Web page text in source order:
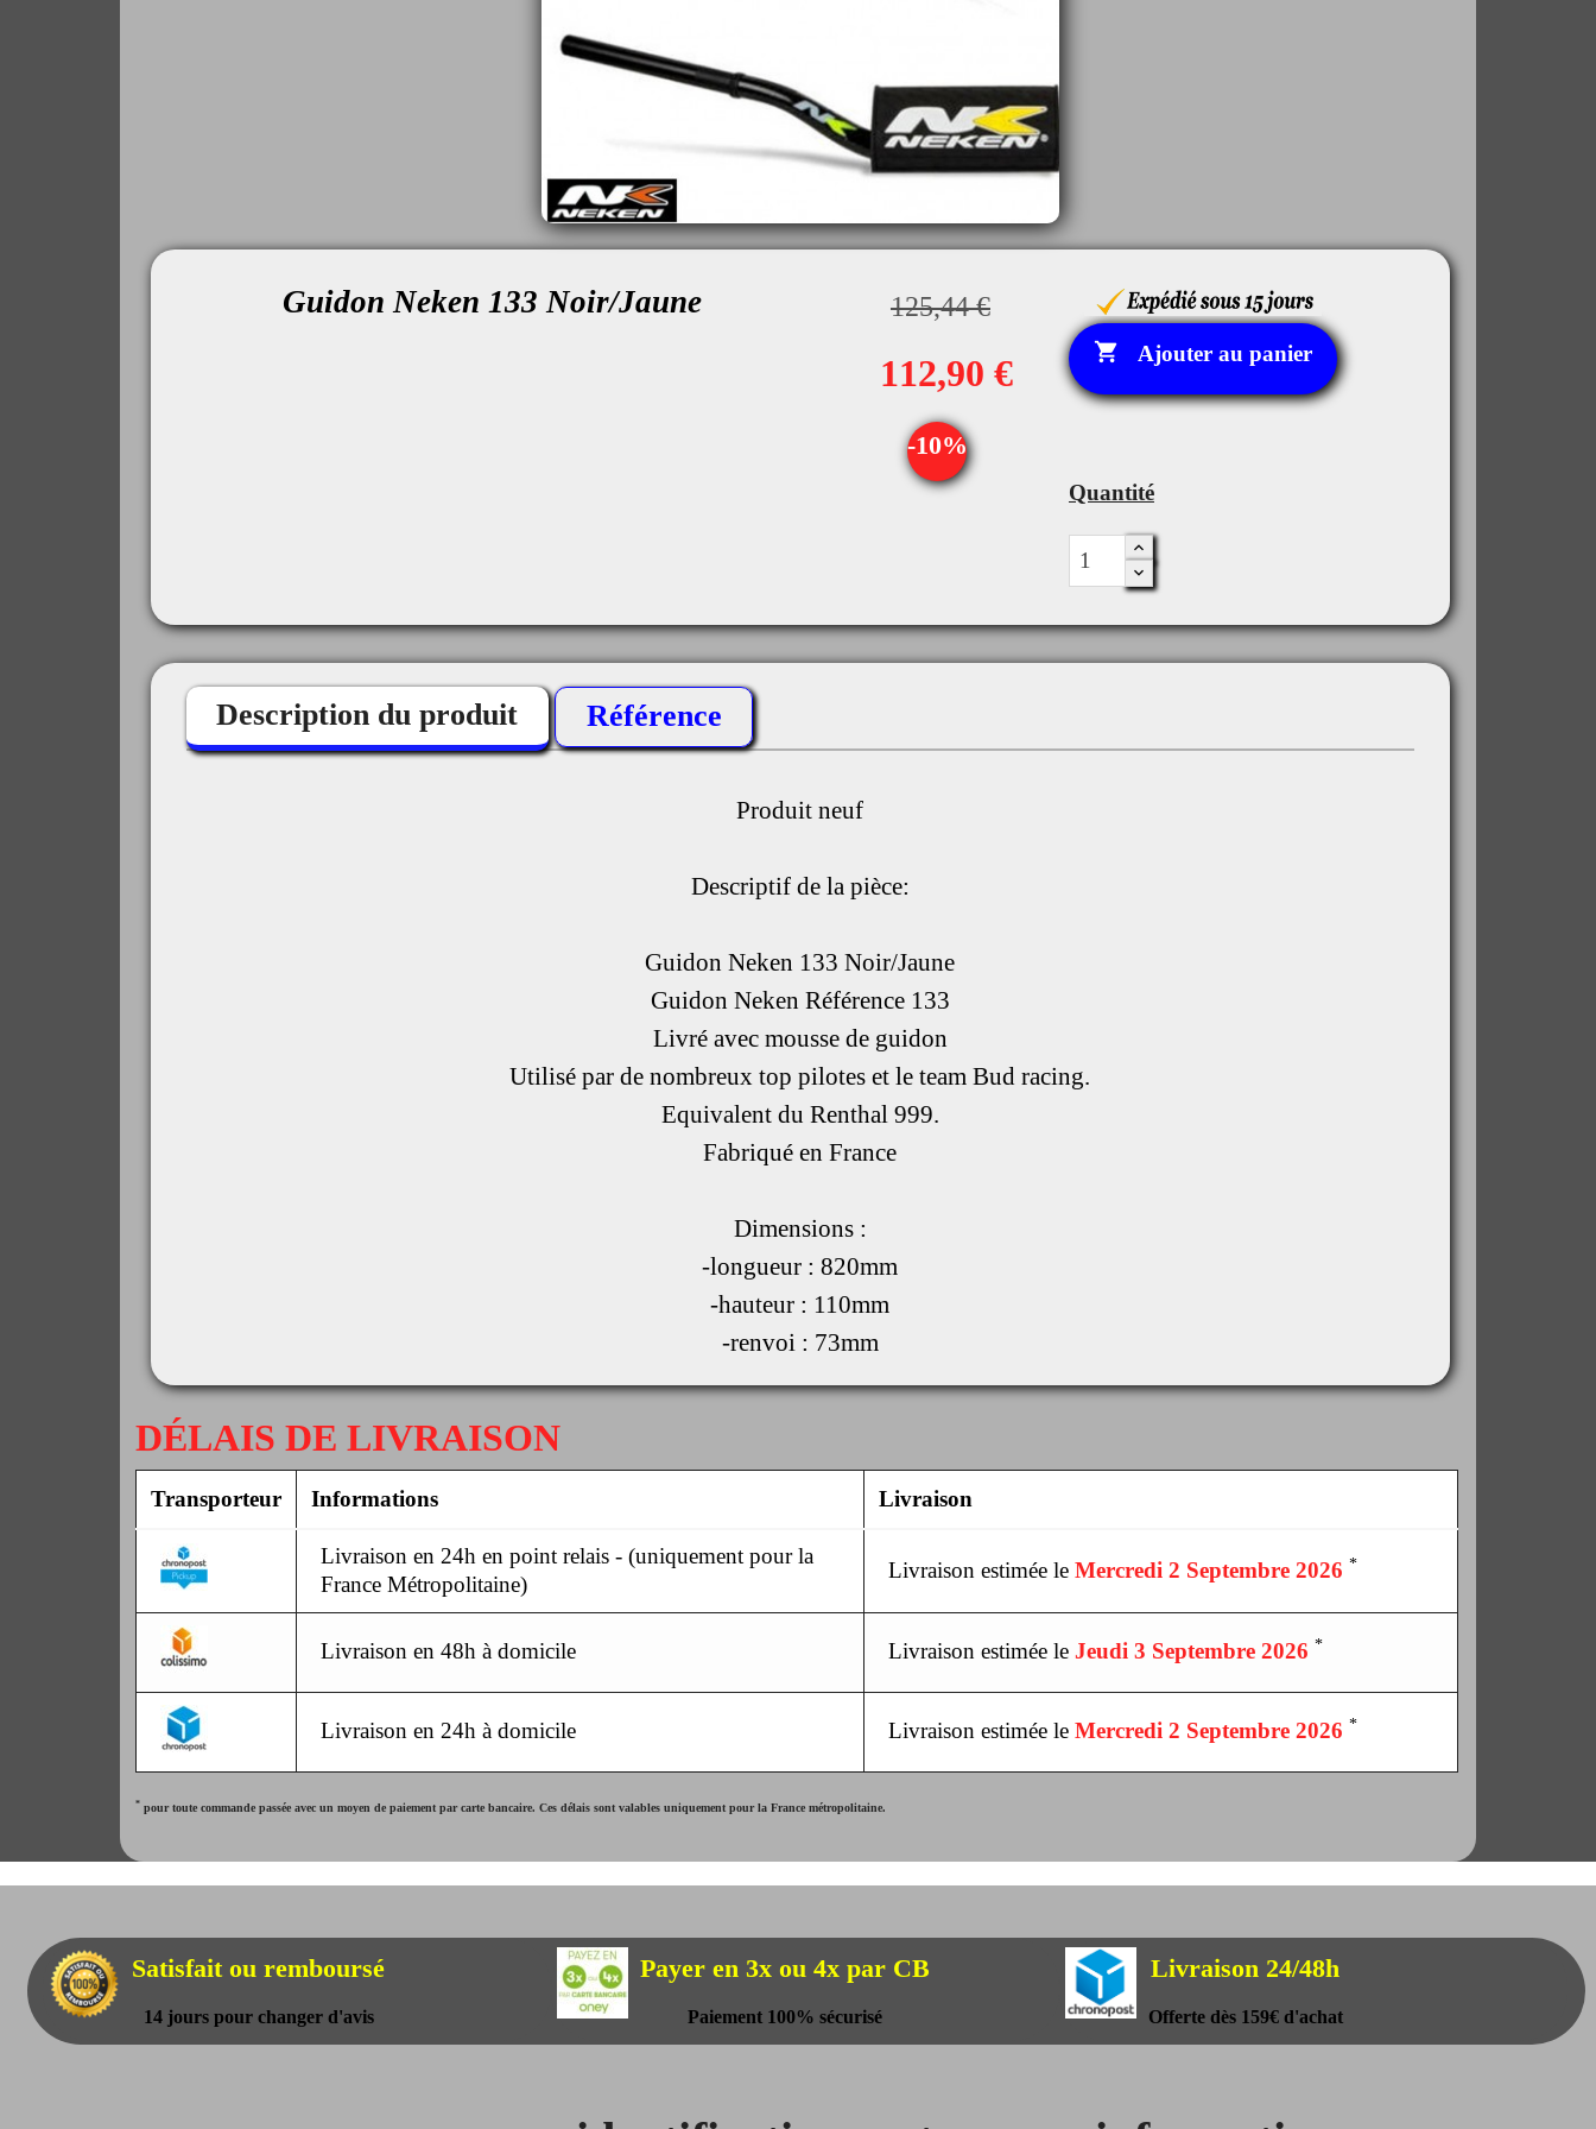
Guidon Neken 133 Noir/Jaune 125,44 €
112,90 €
-10%
 Ajouter au panier
Quantité
Description du produit Référence
Produit neuf
Descriptif de la pièce:
Guidon Neken 133 Noir/Jaune
Guidon Neken Référence 133
Livré avec mousse de guidon
Utilisé par de nombreux top pilotes et le team Bud racing.
Equivalent du Renthal 999.
Fabriqué en France
Dimensions :
-longueur : 820mm
-hauteur : 110mm
-renvoi : 73mm
DÉLAIS DE LIVRAISON
Transporteur Informations Livraison
Livraison en 24h en point relais - (uniquement pour la
France Métropolitaine)
Livraison estimée le Mercredi 2 Septembre 2026 *
Livraison en 48h à domicile Livraison estimée le Jeudi 3 Septembre 2026 *
Livraison en 24h à domicile Livraison estimée le Mercredi 2 Septembre 2026 *
*pour toute commande passée avec un moyen de paiement par carte bancaire. Ces délais sont valables uniquement pour la France métropolitaine.
Satisfait ou remboursé
14 jours pour changer d'avis
Payer en 3x ou 4x par CB
Paiement 100% sécurisé
Livraison 24/48h
Offerte dès 159€ d'achat